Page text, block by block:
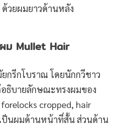
วยผมยาวด้านหลัง
มMullet Hair
กรีกโบราณ โดยนักกวีชาว
อธิบายลักษณะทรงผมของ
cropped, hair
ป็นผมด้านหน้าที่สั้น ส่วนด้าน